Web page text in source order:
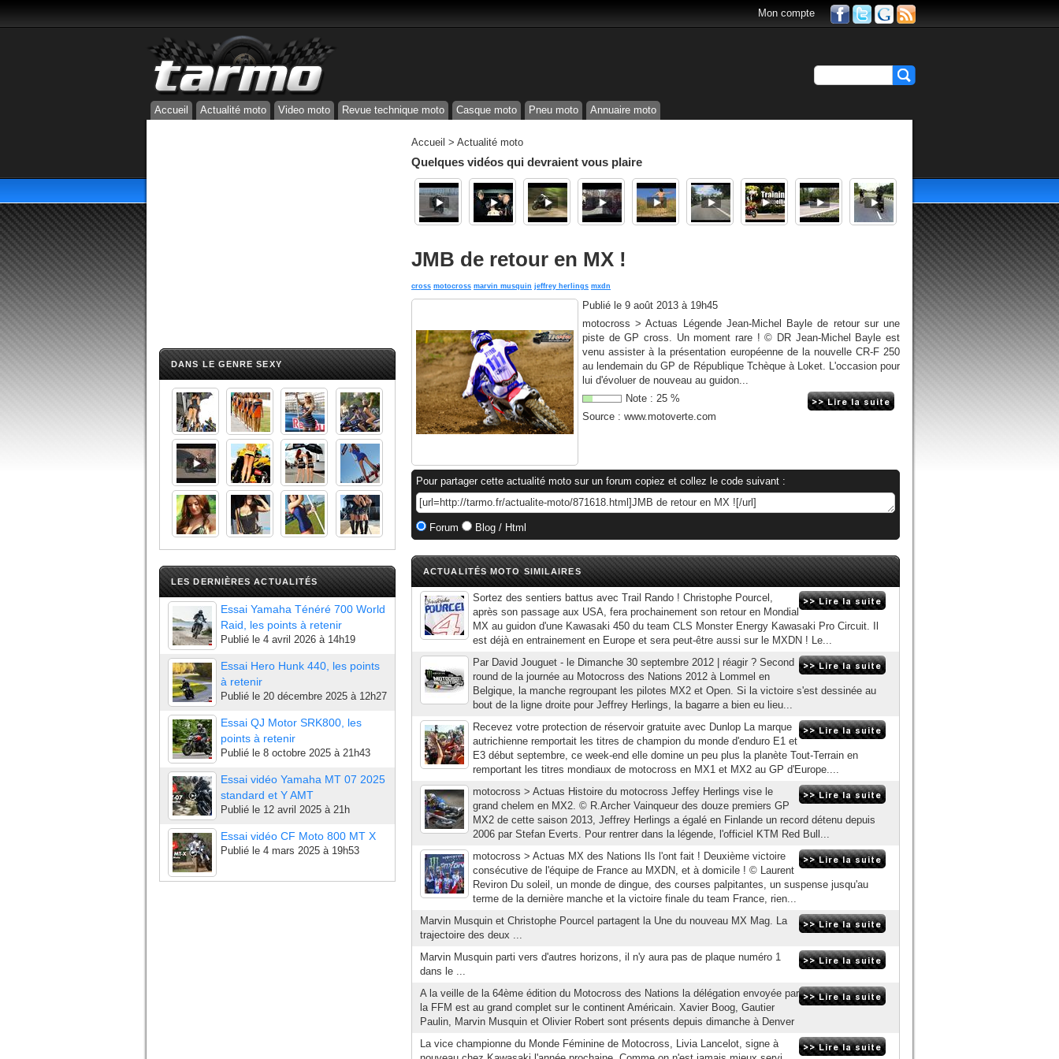
Mon compte
Accueil Actualité moto Video moto Revue technique moto Casque moto Pneu moto Annuaire moto
DANS LE GENRE SEXY
LES DERNIÈRES ACTUALITÉS
Essai Yamaha Ténéré 700 World
Raid, les points à retenir
Publié le 4 avril 2026 à 14h19
Essai Hero Hunk 440, les points
à retenir
Publié le 20 décembre 2025 à 12h27
Essai QJ Motor SRK800, les
points à retenir
Publié le 8 octobre 2025 à 21h43
Essai vidéo Yamaha MT 07 2025
standard et Y AMT
Publié le 12 avril 2025 à 21h
Essai vidéo CF Moto 800 MT X
Publié le 4 mars 2025 à 19h53
Accueil > Actualité moto
Quelques vidéos qui devraient vous plaire
JMB de retour en MX !
cross motocross marvin musquin jeffrey herlings mxdn
Publié le 9 août 2013 à 19h45
motocross > Actuas Légende Jean-Michel Bayle de retour sur une
piste de GP cross. Un moment rare ! © DR Jean-Michel Bayle est
venu assister à la présentation européenne de la nouvelle CR-F 250
au lendemain du GP de République Tchèque à Loket. L'occasion pour
lui d'évoluer de nouveau au guidon...
Note : 25 %
Source : www.motoverte.com
Pour partager cette actualité moto sur un forum copiez et collez le code suivant :
Forum Blog / Html
ACTUALITÉS MOTO SIMILAIRES
Sortez des sentiers battus avec Trail Rando ! Christophe Pourcel,
après son passage aux USA, fera prochainement son retour en Mondial
MX au guidon d'une Kawasaki 450 du team CLS Monster Energy Kawasaki Pro Circuit. Il
est déjà en entrainement en Europe et sera peut-être aussi sur le MXDN ! Le...
Par David Jouguet - le Dimanche 30 septembre 2012 | réagir ? Second
round de la journée au Motocross des Nations 2012 à Lommel en
Belgique, la manche regroupant les pilotes MX2 et Open. Si la victoire s'est dessinée au
bout de la ligne droite pour Jeffrey Herlings, la bagarre a bien eu lieu...
Recevez votre protection de réservoir gratuite avec Dunlop La marque
autrichienne remportait les titres de champion du monde d'enduro E1 et
E3 début septembre, ce week-end elle domine un peu plus la planète Tout-Terrain en
remportant les titres mondiaux de motocross en MX1 et MX2 au GP d'Europe....
motocross > Actuas Histoire du motocross Jeffey Herlings vise le
grand chelem en MX2. © R.Archer Vainqueur des douze premiers GP
MX2 de cette saison 2013, Jeffrey Herlings a égalé en Finlande un record détenu depuis
2006 par Stefan Everts. Pour rentrer dans la légende, l'officiel KTM Red Bull...
motocross > Actuas MX des Nations Ils l'ont fait ! Deuxième victoire
consécutive de l'équipe de France au MXDN, et à domicile ! © Laurent
Reviron Du soleil, un monde de dingue, des courses palpitantes, un suspense jusqu'au
terme de la dernière manche et la victoire finale du team France, rien...
Marvin Musquin et Christophe Pourcel partagent la Une du nouveau MX Mag. La
trajectoire des deux ...
Marvin Musquin parti vers d'autres horizons, il n'y aura pas de plaque numéro 1
dans le ...
A la veille de la 64ème édition du Motocross des Nations la délégation envoyée par
la FFM est au grand complet sur le continent Américain. Xavier Boog, Gautier
Paulin, Marvin Musquin et Olivier Robert sont présents depuis dimanche à Denver
La vice championne du Monde Féminine de Motocross, Livia Lancelot, signe à